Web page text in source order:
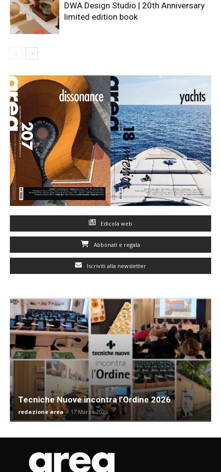
DWA Design Studio | 20th Anniversary
limited edition book
Edicola web
Abbonati e regala
Iscriviti alla newsletter
Tecniche Nuove incontra l’Ordine 2026
redazione area - 17 Marzo 2026